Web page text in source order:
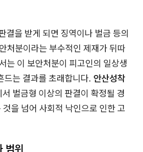
결을 받게 되면 징역이나 벌금 등의
처분이라는 부수적인 제재가 뒤따
는 이 보안처분이 피고인의 일상생
드는 결과를 초래합니다. 안산성착
서 벌금형 이상의 판결이 확정될 경
을 넘어 사회적 낙인으로 인한 고
범위